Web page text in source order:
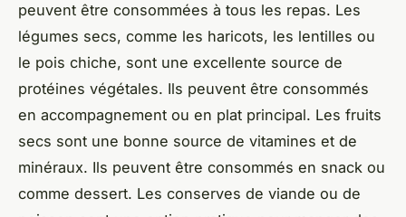
peuvent être consommées à tous les repas. Les
légumes secs, comme les haricots, les lentilles ou
le pois chiche, sont une excellente source de
protéines végétales. Ils peuvent être consommés
en accompagnement ou en plat principal. Les fruits
secs sont une bonne source de vitamines et de
minéraux. Ils peuvent être consommés en snack ou
comme dessert. Les conserves de viande ou de